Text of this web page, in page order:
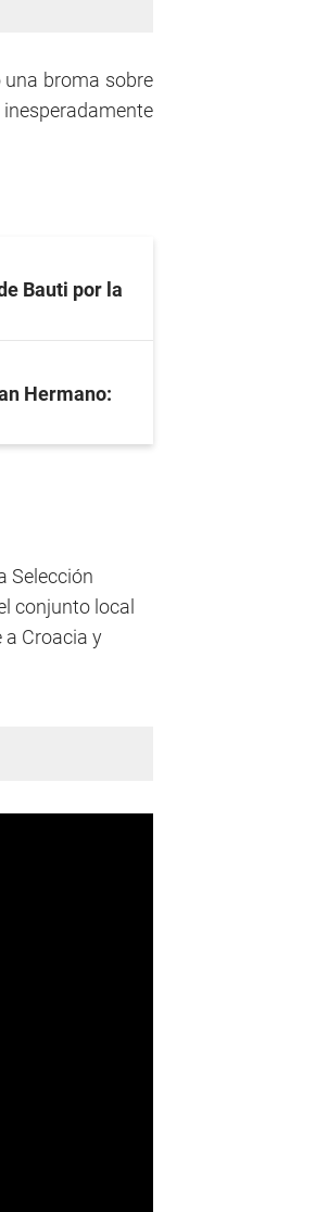
una broma sobre
Bauti por la
Hermano:
Selección
conjunto local
a Croacia y